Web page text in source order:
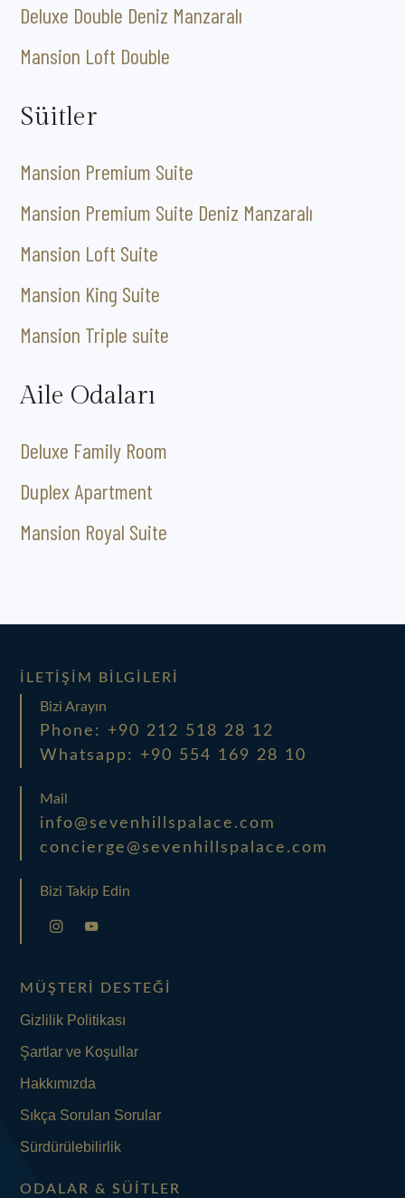
Deluxe Double Deniz Manzaralı
Mansion Loft Double
Süitler
Mansion Premium Suite
Mansion Premium Suite Deniz Manzaralı
Mansion Loft Suite
Mansion King Suite
Mansion Triple suite
Aile Odaları
Deluxe Family Room
Duplex Apartment
Mansion Royal Suite
İLETIŞIM BILGILERI
Bizi Arayın
Phone: +90 212 518 28 12
Whatsapp: +90 554 169 28 10
Mail
info@sevenhillspalace.com
concierge@sevenhillspalace.com
Bizi Takip Edin
MÜŞTERI DESTEĞI
Gizlilik Politikası
Şartlar ve Koşullar
Hakkımızda
Sıkça Sorulan Sorular
Sürdürülebilirlik
ODALAR & SÜITLER